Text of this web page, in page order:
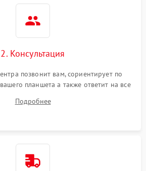
2. Консультация
позвонит вам, сориентирует по
планшета а также ответит на все
Подробнее